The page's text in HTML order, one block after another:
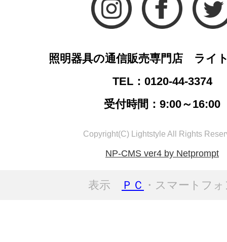
照明器具の通信販売専門店 ライ
TEL：0120-44-3374
受付時間：9:00～16:00
Copyright(C) Lightstyle All Rights
NP-CMS ver4 by Netprompt
表示 ＰＣ ・スマートフ